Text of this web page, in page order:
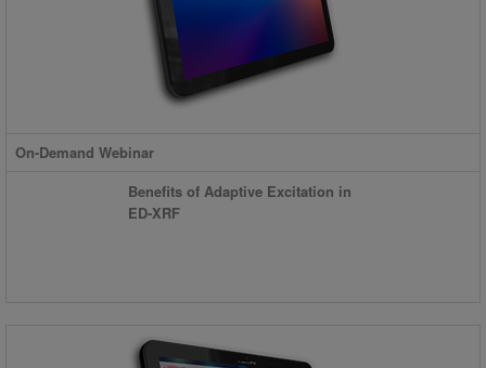
On-Demand Webinar
Benefits of Adaptive Excitation in
ED-XRF